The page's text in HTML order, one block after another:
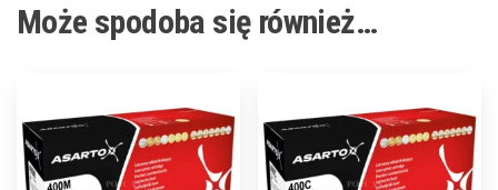
Może spodoba się również…